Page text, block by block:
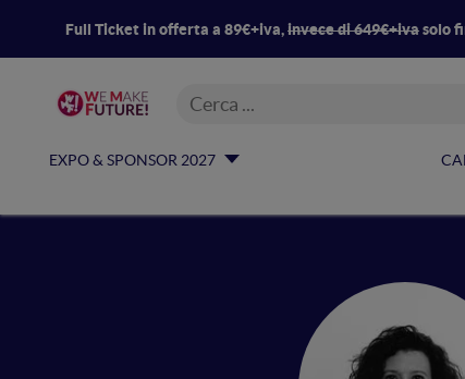
Full Ticket in offerta a 89€+iva,invece di 649€+ivasolo
EXPO & SPONSOR 2027